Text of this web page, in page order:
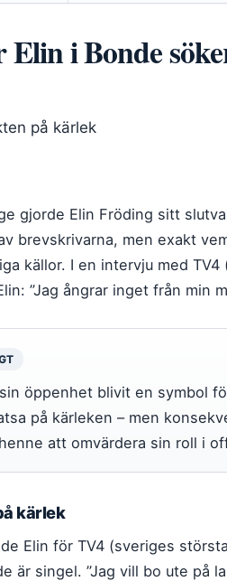
i Bonde
på kärlek
gjorde Elin Fröding sitt
brevskrivarna, men exakt
källor. I en intervju med
”Jag ångrar inget från min
öppenhet blivit en symbol
på kärleken – men
att omvärdera sin roll i
kärlek
Elin för TV4 (sveriges
är singel. ”Jag vill bo ute på